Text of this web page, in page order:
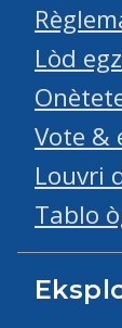
Lòd
Vote &
Louvri
Tablo